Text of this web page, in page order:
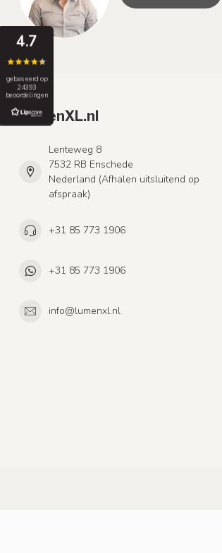
4.7
gebaseerd op
24393
beoordelingen
LumenXL.nl
Lenteweg 8
7532 RB Enschede
Nederland (Afhalen uitsluitend op
afspraak)
+31 85 773 1906
+31 85 773 1906
info@lumenxl.nl